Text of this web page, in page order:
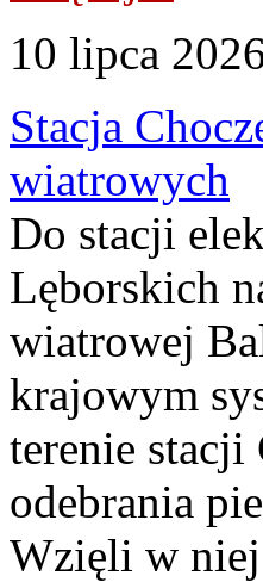
10 lipca
Stacja
wiatrowych
Do stacji
Lęborskich
wiatrowej
krajowym
terenie stacji
odebrania
Wzięli w niej